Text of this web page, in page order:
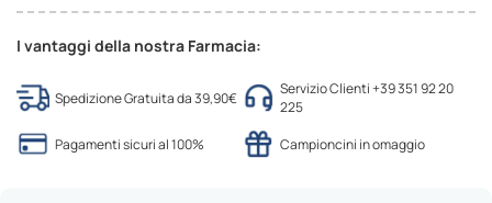
I vantaggi della nostra Farmacia:
Spedizione Gratuita da 39,90€
Servizio Clienti +39 351 92 20
225
Pagamenti sicuri al 100%
Campioncini in omaggio